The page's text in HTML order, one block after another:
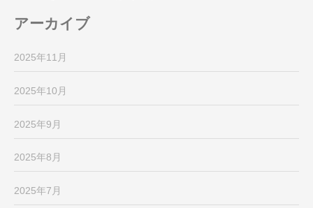
アーカイブ
2025年11月
2025年10月
2025年9月
2025年8月
2025年7月